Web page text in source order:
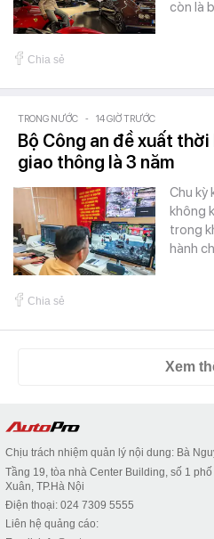
còn là
Chia sẻ
TRONG NƯỚC - 14 GIỜ TRƯỚC
Bộ Công an đề xuất
giao thông là 3 năm
Chu kỳ
không
trong
hành
Chia sẻ
Xem
Chịu trách nhiệm quản lý nội dung: Bà
Tầng 19, tòa nhà Center Building, số 1
Xuân, TP.Hà Nội
Điện thoại: 024 7309 5555
Liên hệ quảng cáo: